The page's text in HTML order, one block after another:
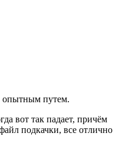
опытным путем.
вот так падает, причём
подкачки, все отлично